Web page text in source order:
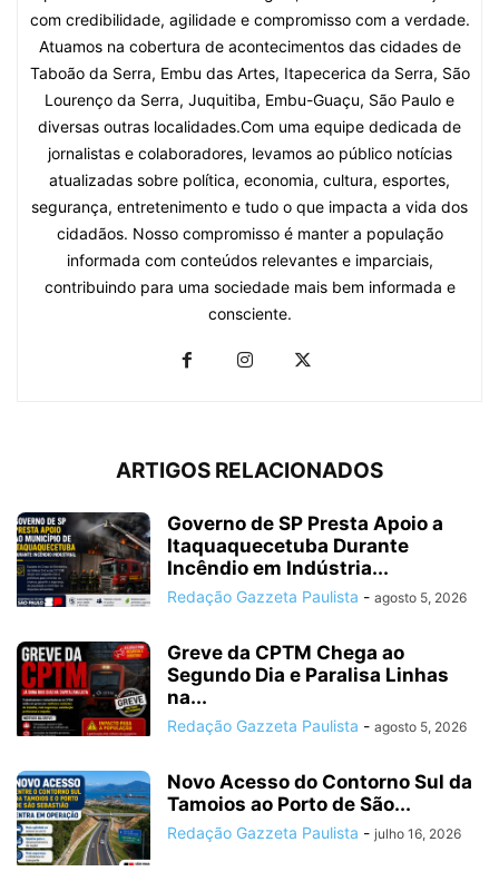
com credibilidade, agilidade e compromisso com a verdade.
Atuamos na cobertura de acontecimentos das cidades de
Taboão da Serra, Embu das Artes, Itapecerica da Serra, São
Lourenço da Serra, Juquitiba, Embu-Guaçu, São Paulo e
diversas outras localidades.Com uma equipe dedicada de
jornalistas e colaboradores, levamos ao público notícias
atualizadas sobre política, economia, cultura, esportes,
segurança, entretenimento e tudo o que impacta a vida dos
cidadãos. Nosso compromisso é manter a população
informada com conteúdos relevantes e imparciais,
contribuindo para uma sociedade mais bem informada e
consciente.
ARTIGOS RELACIONADOS
Governo de SP Presta Apoio a
Itaquaquecetuba Durante
Incêndio em Indústria...
Redação Gazzeta Paulista - agosto 5, 2026
Greve da CPTM Chega ao
Segundo Dia e Paralisa Linhas
na...
Redação Gazzeta Paulista - agosto 5, 2026
Novo Acesso do Contorno Sul da
Tamoios ao Porto de São...
Redação Gazzeta Paulista - julho 16, 2026